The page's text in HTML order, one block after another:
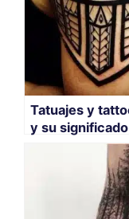
Tatuajes y
y su significado